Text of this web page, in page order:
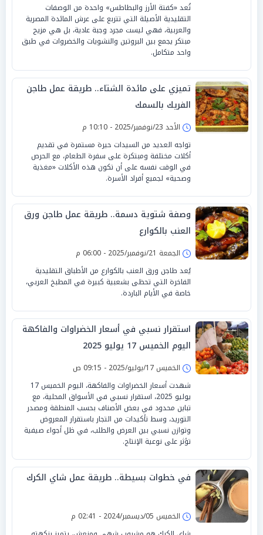
تُعد «كفتة الأرز والبطاطس» واحدة من الوصفات
التقليدية الأصيلة التي تتربع على عرش المائدة المصرية
والعربية، فهي ليست مجرد وجبة عادية، بل هي مزيج
مبتكر يجمع بين البروتين والنشويات والخضروات في طبق
واحد متكامل.
تميزي على مائدة الشتاء.. طريقة عمل طاجن
الفريك بالسمك
الأحد 23/نوفمبر/2025 - 10:10 م
تواجه العديد من السيدات حيرة مستمرة في تقديم
أكلات مختلفة ومبتكرة على سفرة الطعام، مع الحرص
في الوقت نفسه على أن تكون هذه الأكلات «مغذية
وصحية» لجميع أفراد الأسرة.
وصفة شتوية دسمة.. طريقة عمل طاجن ورق
العنب بالكوارع
الجمعة 21/نوفمبر/2025 - 06:00 م
يُعد طاجن ورق العنب بالكوارع من الأطباق التقليدية
الفاخرة التي تحظى بشعبية كبيرة في المطبخ العربي،
خاصة في الأيام الباردة.
استقرار نسبي في أسعار الخضراوات والفاكهة
اليوم الخميس 17 يوليو 2025
الخميس 17/يوليو/2025 - 09:15 ص
شهدت أسعار الخضراوات والفاكهة، اليوم الخميس 17
يوليو 2025، استقرار نسبي في الأسواق المحلية، مع
تباين محدود في بعض الأصناف بحسب المنطقة ومصدر
التوريد، وسط تأكيدات من التجار باستقرار المعروض
وتوازن نسبي بين العرض والطلب، في ظل أجواء صيفية
تؤثر على نوعية الإنتاج.
في خطوات بسيطة.. طريقة عمل شاي الكرك
الخميس 05/ديسمبر/2024 - 02:41 م